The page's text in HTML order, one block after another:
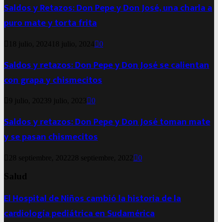
Saldos y Retazos: Don Pepe y Don José, una charla a
puro mate y torta frita
18 julio, 2024 18 julio, 2024 0
Saldos y retazos: Don Pepe y Don José se calientan
con grapa y chismecitos
9 julio, 20239 julio, 2023 0
Saldos y retazos: Don Pepe y Don José toman mate
y se pasan chismecitos
28 septiembre, 2022 28 septiembre, 2022 0
Salud
El Hospital de Niños cambió la historia de la
cardiología pediátrica en Sudamérica